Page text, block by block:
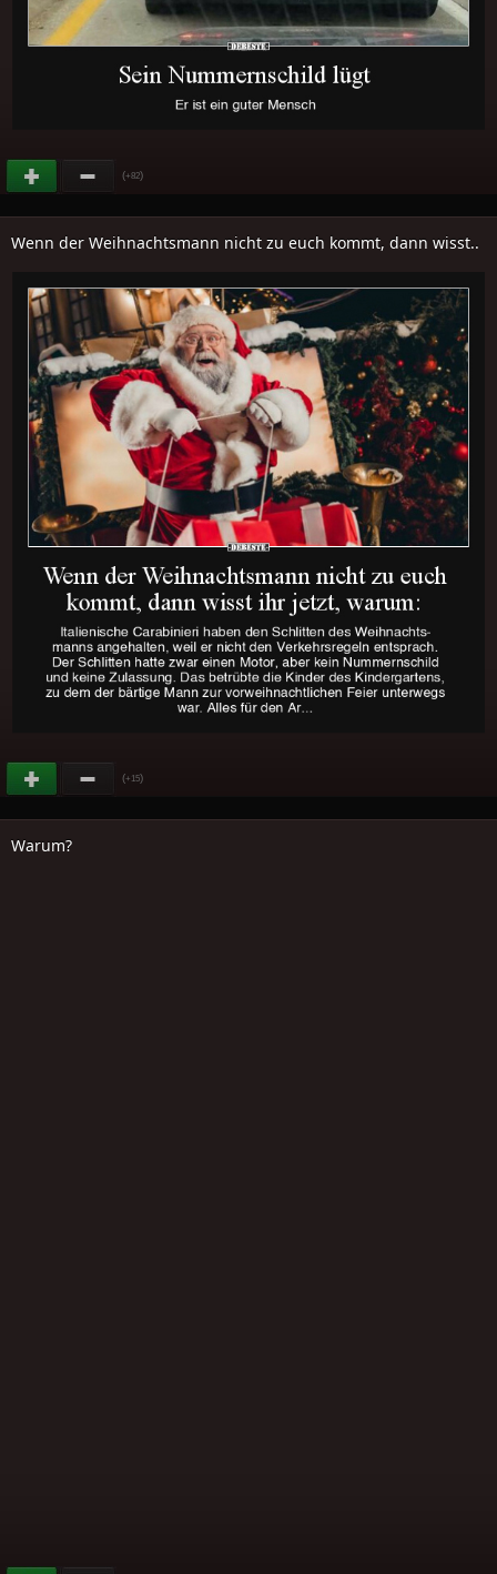
(+82)
Wenn der Weihnachtsmann nicht zu euch kommt, dann wisst..
(+15)
Warum?